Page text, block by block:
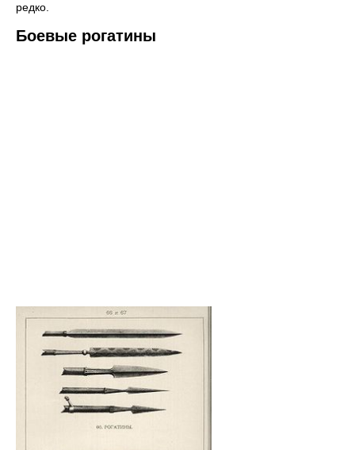
редко.
Боевые рогатины